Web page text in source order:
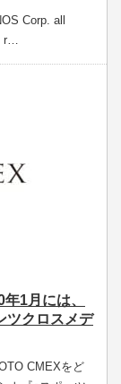
Corp. all
r…
1月には、
ツクロスメデ
CMEXをど